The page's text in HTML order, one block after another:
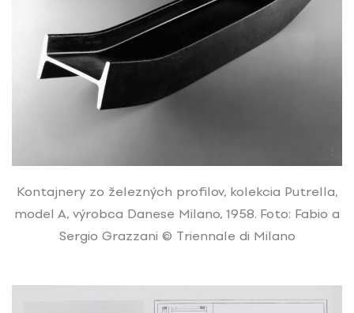
Kontajnery zo železných profilov, kolekcia Putrella,
model A, výrobca Danese Milano, 1958. Foto: Fabio a
Sergio Grazzani © Triennale di Milano